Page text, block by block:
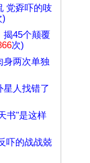
党孬吓的吱
)
揭45个颠覆
次)
身两次单独
星人找错了
书"是这样
吓的战战兢